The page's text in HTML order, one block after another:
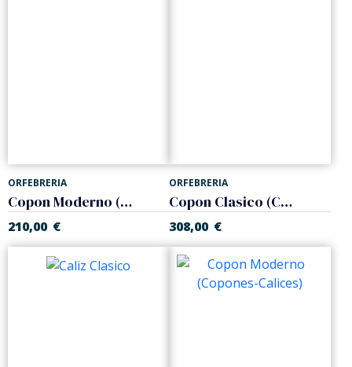
ORFEBRERIA
Copon Moderno (Copones-Calices)
210,00 €
ORFEBRERIA
Copon Clasico (Calices-Copones)
308,00 €